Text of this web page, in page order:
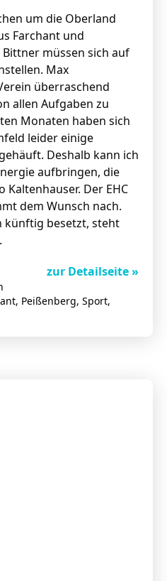
um die Oberland
Farchant und
müssen sich auf
Max
überraschend
allen Aufgaben zu
Monaten haben sich
leider einige
Deshalb kann ich
aufbringen, die
Der EHC
dem Wunsch nach.
künftig besetzt, steht
zur Detailseite »
Peißenberg, Sport,